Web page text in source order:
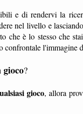
e di rendervi la
nel livello e
che è lo stesso che
confrontale
gioco?
gioco, allora